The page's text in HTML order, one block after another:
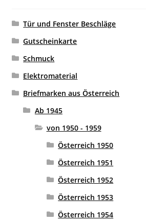
Tür und Fenster Beschläge
Gutscheinkarte
Schmuck
Elektromaterial
Briefmarken aus Österreich
Ab 1945
von 1950 - 1959
Österreich 1950
Österreich 1951
Österreich 1952
Österreich 1953
Österreich 1954